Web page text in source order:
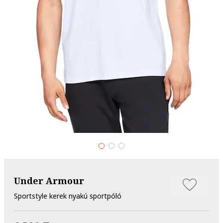
Under Armour
Sportstyle kerek nyakú sportpóló